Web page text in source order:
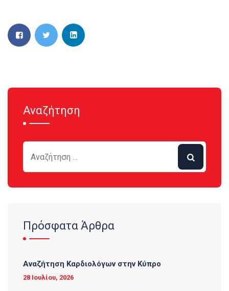
Αναζήτηση
Πρόσφατα Άρθρα
Αναζήτηση Καρδιολόγων στην Κύπρο
28 Ιουλίου, 2026